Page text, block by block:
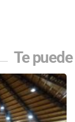
Te puede